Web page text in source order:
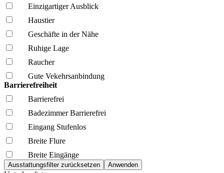
Einzigartiger Ausblick
Haustier
Geschäfte in der Nähe
Ruhige Lage
Raucher
Gute Vekehrsanbindung
Barrierefreiheit
Barrierefrei
Badezimmer Barrierefrei
Eingang Stufenlos
Breite Flure
Breite Eingänge